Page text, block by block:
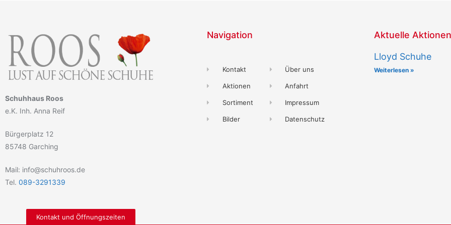
Schuhhaus Roos
e.K. Inh. Anna Reif
Bürgerplatz 12
85748 Garching
Mail: info@schuhroos.de
Tel. 089-3291339
Kontakt und Öffnungszeiten
Navigation
Kontakt
Aktionen
Sortiment
Bilder
Über uns
Anfahrt
Impressum
Datenschutz
Aktuelle
Lloyd Schuhe
Weiterlesen »